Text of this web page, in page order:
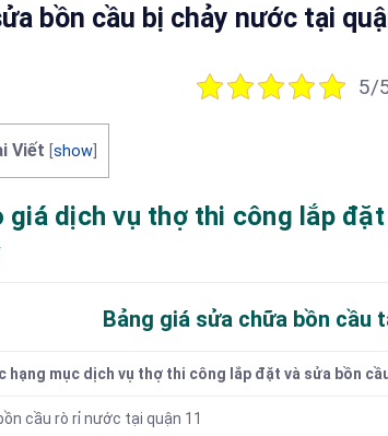
bồn cầu bị chảy nước tại
5/
Viết show
giá dịch vụ thợ thi công lắp
Bảng giá sửa chữa bồn cầu
hạng mục dịch vụ thợ thi công lắp đặt và sửa bồn
cầu rò rỉ nước tại quận 11